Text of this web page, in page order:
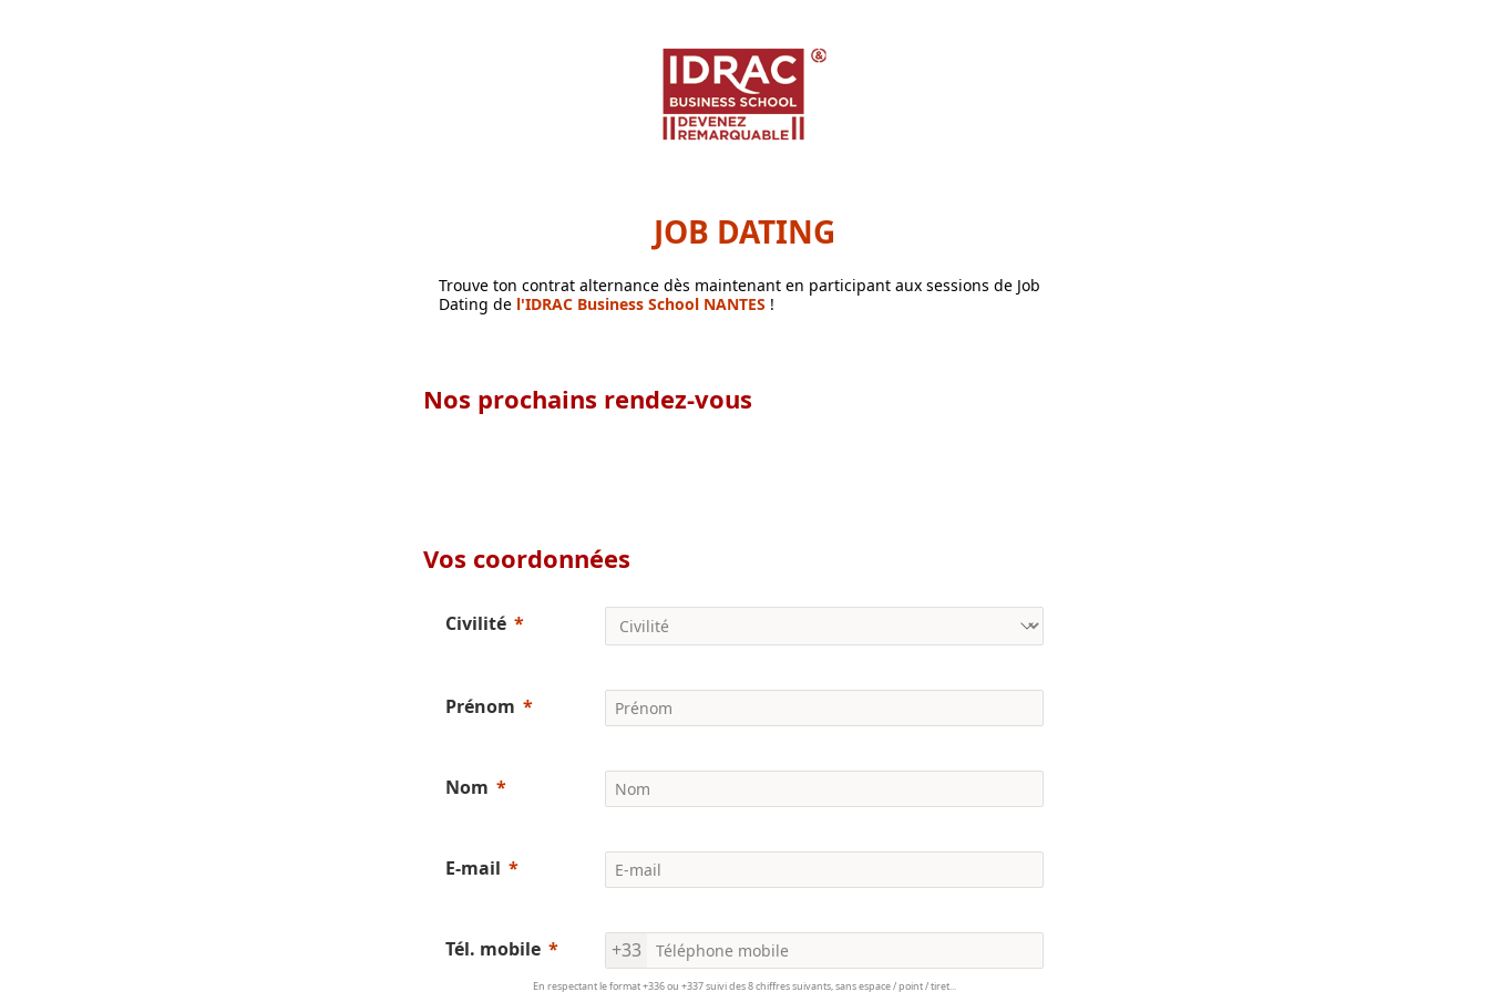
JOB DATING
Trouve ton contrat alternance dès maintenant en participant aux sessions de Job
Dating de l'IDRAC Business School NANTES !
Nos prochains rendez-vous
Vos coordonnées
Civilité
Prénom
Nom
E-mail
Tél. mobile +33
En respectant le format +336 ou +337 suivi des 8 chiffres suivants, sans espace / point / tiret...